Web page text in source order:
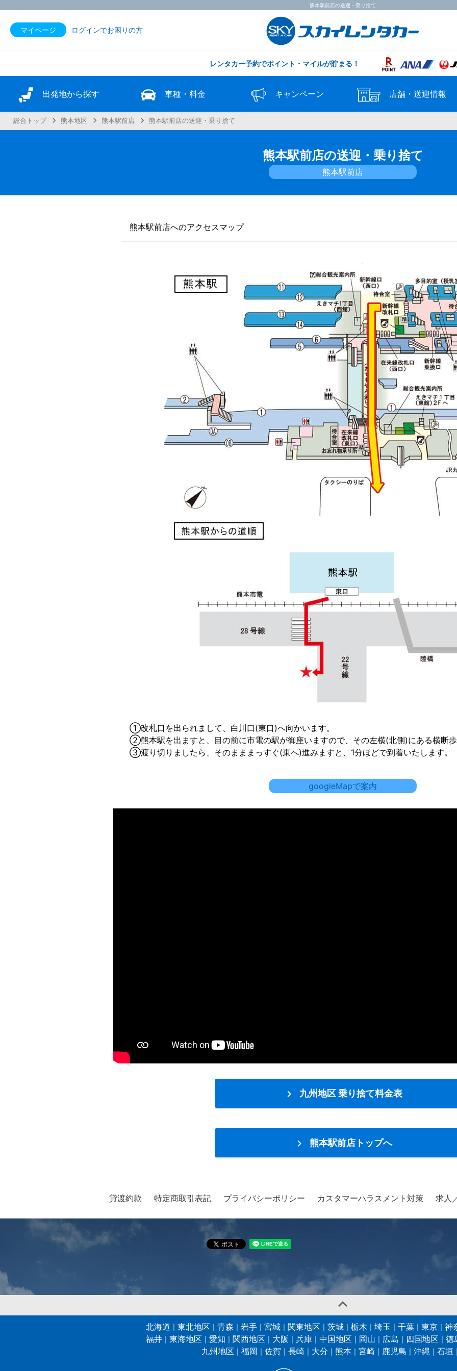
熊本駅前店の送迎・乗り捨て
マイページ ログインでお困りの方
レンタカー予約でポイント・マイルが貯まる！
出発地から探す 車種・料金 キャンペーン 店舗・送迎情報
総合トップ 熊本地区 熊本駅前店 熊本駅前店の送迎・乗り捨て
熊本駅前店の送迎・乗り捨て
熊本駅前店
熊本駅前店へのアクセスマップ
①改札口を出られまして、白川口(東口)へ向かいます。
②熊本駅を出ますと、目の前に市電の駅が御座いますので、その左横(北側)にある横断歩
③渡り切りましたら、そのまままっすぐ(東へ)進みますと、1分ほどで到着いたします。
googleMapで案内
 九州地区 乗り捨て料金表
 熊本駅前店トップへ
貸渡約款 特定商取引表記 プライバシーポリシー カスタマーハラスメント対策 求人

北海道 東北地区 青森 岩手 宮城 関東地区 茨城 栃木 埼玉 千葉 東京 神
福井
東海地区 愛知 関西地区 大阪 兵庫 中国地区 岡山 広島 四国地区 徳
九州地区
福岡 佐賀 長崎 大分 熊本 宮崎 鹿児島 沖縄 石垣